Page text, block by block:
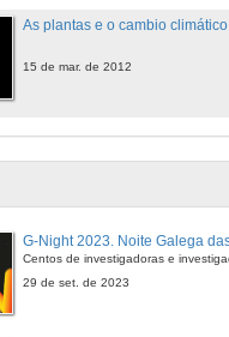
As plantas e o cambio climático
15 de mar. de 2012
29 de set. de 2023